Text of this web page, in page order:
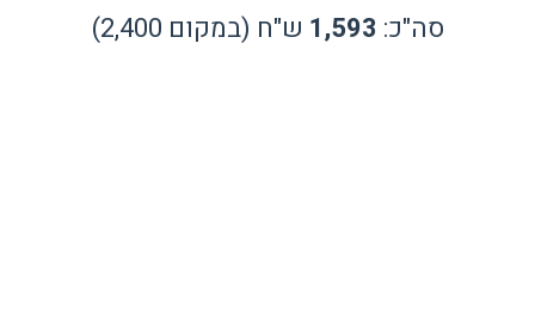
סה"כ: 1,593 ש"ח (במקום 2,400)